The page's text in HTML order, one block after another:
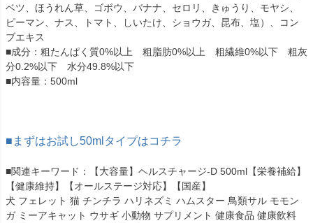
ベツ、ほうれん草、ゴボウ、バナナ、セロリ、きゅうり、モヤシ、
ピーマン、ナス、トマト、しいたけ、ショウガ、昆布、塩）、コン
ブエキス
■成分：粗たんぱく質0%以上 粗脂肪0%以上 粗繊維0%以下 粗灰
分0.2%以下 水分49.8%以下
■内容量：500ml
■まずはお試し50mlタイプはコチラ
■関連キーワード：【大容量】ヘルスチャージ-D 500ml【栄養補給】
【健康維持】【オールステージ対応】【国産】
犬 フェレット 猫 チンチラ ハリネズミ ハムスター 鳥類サル モモン
ガ ミーアキャット ウサギ 小動物 サプリメント 健康食品 健康飲料